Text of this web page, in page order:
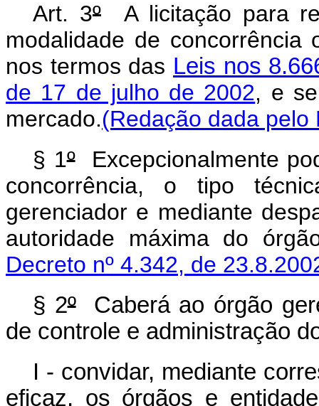
Art. 3ºA licitação para
modalidade de
nos termos das Leis nos
de 17 de julho de 2002, e
mercado.(Redação dada pelo
§ 1ºExcepcionalmente
concorrência, o tipo
gerenciador e mediante
autoridade máxima do
Decreto nº 4.342, de
§ 2ºCaberá ao órgão
de controle e administração
I - convidar, mediante
eficaz, os órgãos e